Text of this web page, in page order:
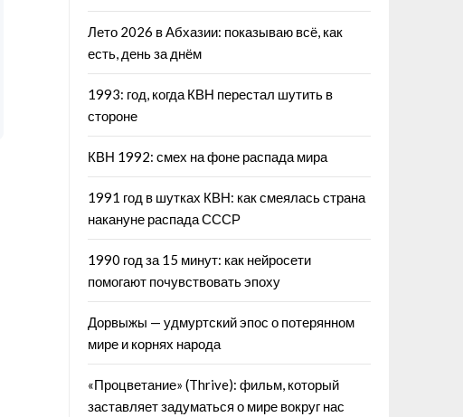
Лето 2026 в Абхазии: показываю всё, как
есть, день за днём
1993: год, когда КВН перестал шутить в
стороне
КВН 1992: смех на фоне распада мира
1991 год в шутках КВН: как смеялась страна
накануне распада СССР
1990 год за 15 минут: как нейросети
помогают почувствовать эпоху
Дорвыжы — удмуртский эпос о потерянном
мире и корнях народа
«Процветание» (Thrive): фильм, который
заставляет задуматься о мире вокруг нас